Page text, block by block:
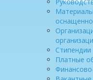
Платные